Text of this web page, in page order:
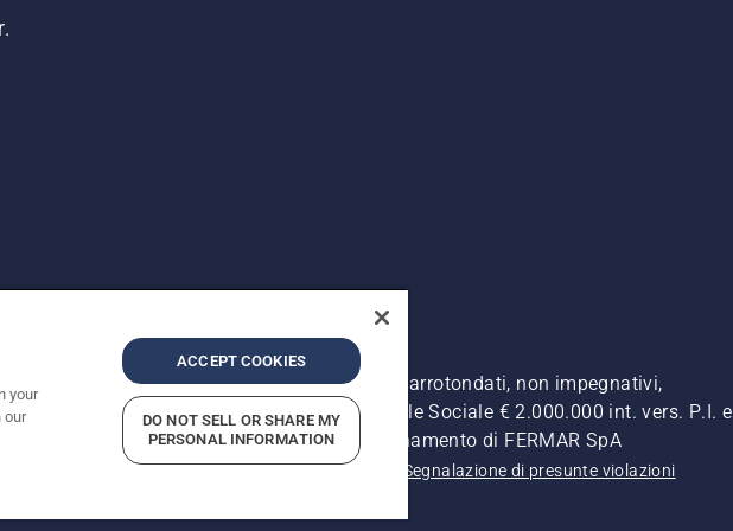
pubblicati si intendono raccomandati e arrotondati, non impegnativi,
Retrone, 49 - 36077 Altavilla Vic. (VI) - Capitale Sociale € 2.000.000 int. vers. P.I. e
- Soggetta alla Direzione e al Coordinamento di FERMAR SpA
Informativa sulla privacy Riferimenti Segnalazione di presunte violazioni
your
our
ACCEPT COOKIES
DO NOT SELL OR SHARE MY
PERSONAL INFORMATION